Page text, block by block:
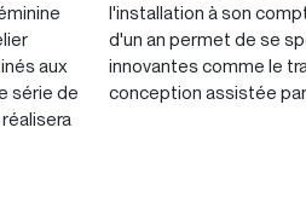
aux
série de
l'installation à son
d'un an permet de se
innovantes comme le
conception assistée